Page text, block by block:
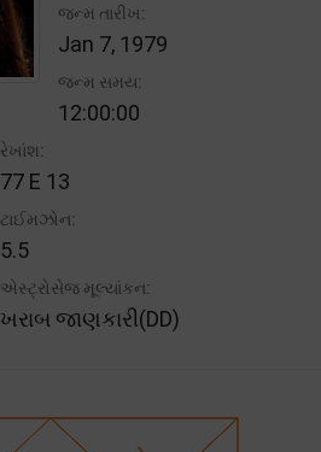
જન્મ તારીખ:
Jan 7, 1979
જન્મ સમય:
12:00:00
રેખાંશ:
77 E 13
ટાઈમઝોન:
5.5
એસ્ટ્રોસેજ મૂલ્યાંકન:
ખરાબ જાણકારી(DD)